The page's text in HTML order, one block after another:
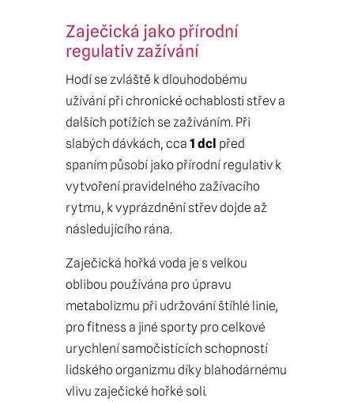
Zaječická jako přírodní
regulativ zažívání
Hodí se zvláště k dlouhodobému
užívání při chronické ochablosti střev a
dalších potížích se zažíváním. Při
slabých dávkách, cca 1 dcl před
spaním působí jako přírodní regulativ k
vytvoření pravidelného zažívacího
rytmu, k vyprázdnění střev dojde až
následujícího rána.
Zaječická hořká voda je s velkou
oblibou používána pro úpravu
metabolizmu při udržování štíhlé linie,
pro fitness a jiné sporty pro celkové
urychlení samočistících schopností
lidského organizmu díky blahodárnému
vlivu zaječické hořké soli.